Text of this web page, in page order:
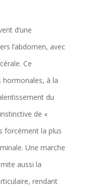
d’une
l’abdomen, avec
Ce
à la
du
de «
forcément la plus
Une marche
aussi la
rendant